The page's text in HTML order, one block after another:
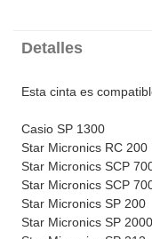
Detalles
Esta cinta es
Casio SP 1300
Star Micronics RC 200
Star Micronics SCP
Star Micronics SCP
Star Micronics SP 200
Star Micronics SP 2000